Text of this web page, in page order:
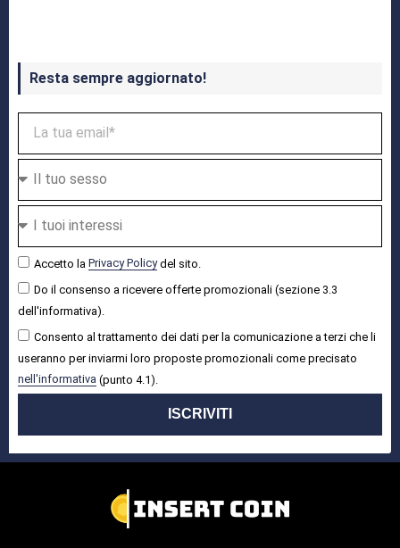
Resta sempre aggiornato!
Accetto la Privacy Policydel sito.
Do il consenso a ricevere offerte promozionali (sezione 3.3
dell'informativa).
Consento al trattamento dei dati per la comunicazione a terzi che li
useranno per inviarmi loro proposte promozionali come precisato
nell'informativa (punto 4.1).
ISCRIVITI